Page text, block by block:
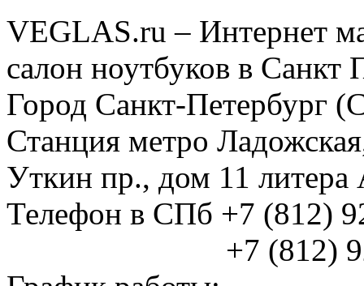
VEGLAS.ru – Интернет
салон ноутбуков в Санкт
Город Санкт-Петербург
Станция метро
Уткин пр., дом 11
Телефон в СПб +7 (812)
+7 (812)